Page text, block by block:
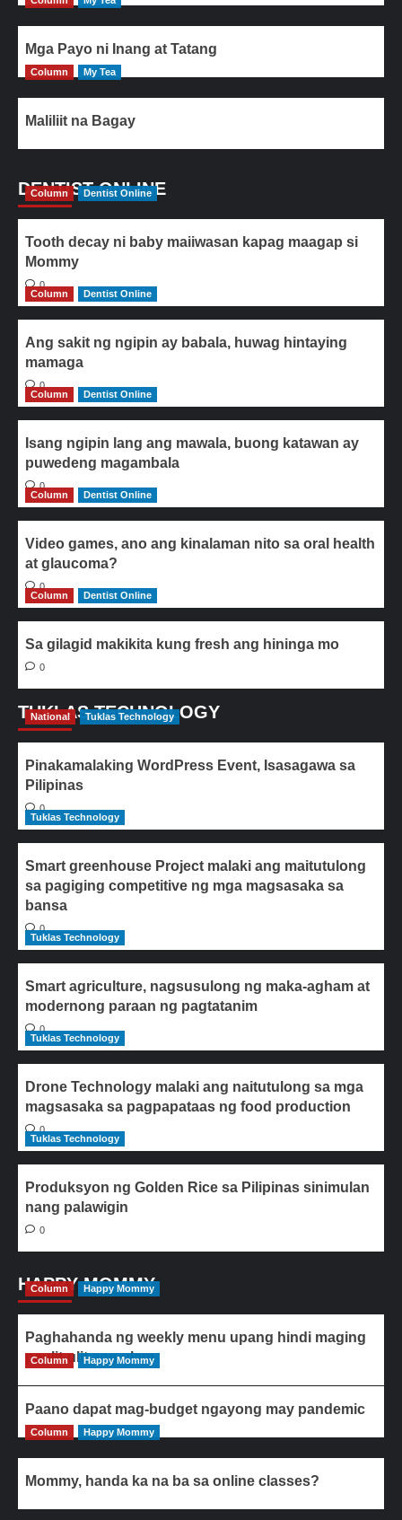
Mga Payo ni Inang at Tatang
Column My Tea
Maliliit na Bagay
DENTIST ONLINE
Column Dentist Online
Tooth decay ni baby maiiwasan kapag maagap si
Mommy
0
Column
Dentist Online
Ang sakit ng ngipin ay babala, huwag hintaying
mamaga
0
Column
Dentist Online
Isang ngipin lang ang mawala, buong katawan ay
puwedeng magambala
0
Column
Dentist Online
Video games, ano ang kinalaman nito sa oral health
at glaucoma?
0
Column
Dentist Online
Sa gilagid makikita kung fresh ang hininga mo
0
TUKLAS TECHNOLOGY
National Tuklas Technology
Pinakamalaking WordPress Event, Isasagawa sa
Pilipinas
0
Tuklas Technology
Smart greenhouse Project malaki ang maitutulong
sa pagiging competitive ng mga magsasaka sa
bansa
0
Tuklas Technology
Smart agriculture, nagsusulong ng maka-agham at
modernong paraan ng pagtatanim
0
Tuklas Technology
Drone Technology malaki ang naitutulong sa mga
magsasaka sa pagpapataas ng food production
0
Tuklas Technology
Produksyon ng Golden Rice sa Pilipinas sinimulan
nang palawigin
0
HAPPY MOMMY
Column Happy Mommy
Paghahanda ng weekly menu upang hindi maging
paulit-ulit ang ulam
Column Happy Mommy
Paano dapat mag-budget ngayong may pandemic
Column Happy Mommy
Mommy, handa ka na ba sa online classes?